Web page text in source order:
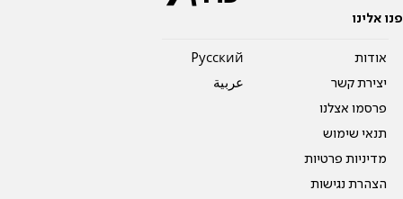
פנו אלינו
אודות
יצירת קשר
פרסמו אצלנו
תנאי שימוש
מדיניות פרטיות
הצהרת נגישות
Pусский
عربية